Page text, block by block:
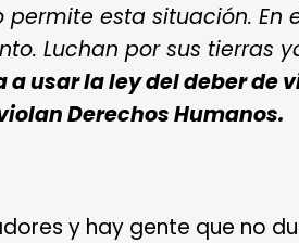
esta situación. En
Luchan por sus tierras
a usar la ley del deber de
Derechos Humanos.
y hay gente que no